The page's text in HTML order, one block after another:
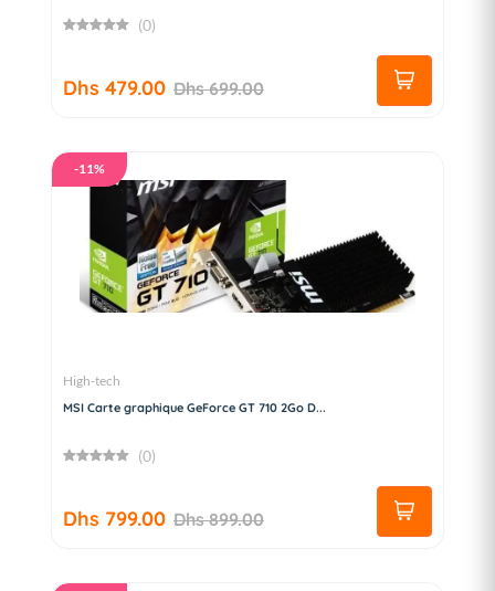
(0)
Dhs 479.00 Dhs 699.00
-11%
High-tech
MSI Carte graphique GeForce GT 710 2Go D...
(0)
Dhs 799.00 Dhs 899.00